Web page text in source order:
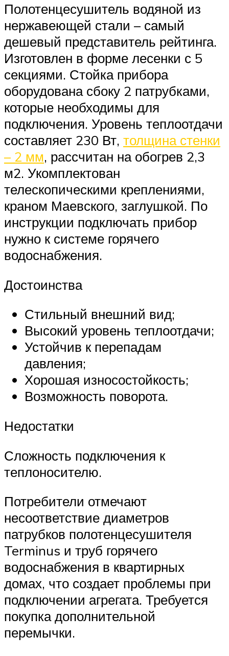
Полотенцесушитель водяной из
нержавеющей стали – самый
дешевый представитель рейтинга.
Изготовлен в форме лесенки с 5
секциями. Стойка прибора
оборудована сбоку 2 патрубками,
которые необходимы для
подключения. Уровень теплоотдачи
составляет 230 Вт, толщина стенки
– 2 мм, рассчитан на обогрев 2,3
м2. Укомплектован
телескопическими креплениями,
краном Маевского, заглушкой. По
инструкции подключать прибор
нужно к системе горячего
водоснабжения.
Достоинства
Стильный внешний вид;
Высокий уровень теплоотдачи;
Устойчив к перепадам
давления;
Хорошая износостойкость;
Возможность поворота.
Недостатки
Сложность подключения к
теплоносителю.
Потребители отмечают
несоответствие диаметров
патрубков полотенцесушителя
Terminus и труб горячего
водоснабжения в квартирных
домах, что создает проблемы при
подключении агрегата. Требуется
покупка дополнительной
перемычки.